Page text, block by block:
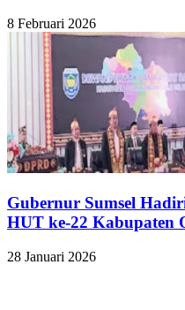
8 Februari 2026
Gubernur Sumsel
HUT ke-22 Kabupaten
28 Januari 2026